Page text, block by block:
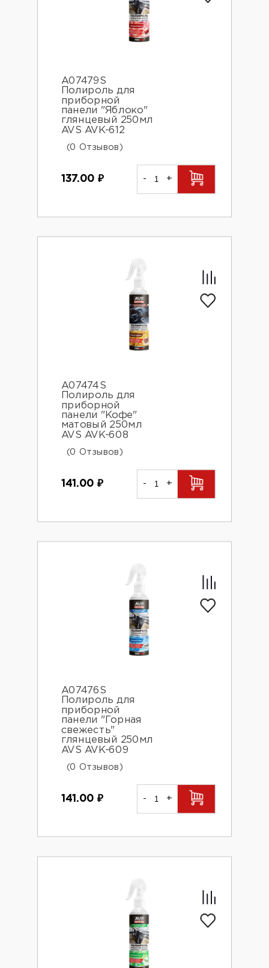
A07479S
Полироль для
приборной
панели "Яблоко"
глянцевый 250мл
AVS AVK-612
(0 Отзывов)
137.00 ₽ - +
A07474S
Полироль для
приборной
панели "Кофе"
матовый 250мл
AVS AVK-608
(0 Отзывов)
141.00 ₽ - +
A07476S
Полироль для
приборной
панели "Горная
свежесть"
глянцевый 250мл
AVS AVK-609
(0 Отзывов)
141.00 ₽ - +